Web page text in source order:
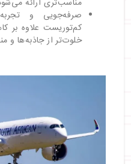
مناسب‌تری ارائه
صرفه‌جویی و
کم‌توریست علاوه بر
خلوت‌تر از جاذبه‌ها و